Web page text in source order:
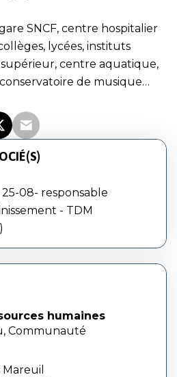
SNCF, centre hospitalier
lycées, instituts
centre aquatique,
de musique…
08- responsable
- TDM
humaines
Communauté